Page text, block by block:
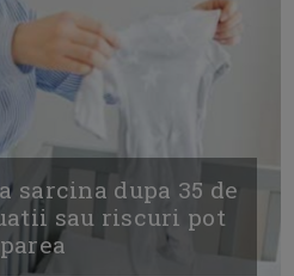
sarcina dupa 35 de
sau riscuri pot